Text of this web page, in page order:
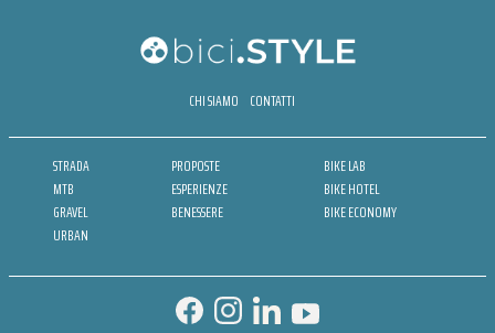
CHI SIAMO CONTATTI
STRADA
MTB
GRAVEL
URBAN
PROPOSTE
ESPERIENZE
BENESSERE
BIKE LAB
BIKE HOTEL
BIKE ECONOMY